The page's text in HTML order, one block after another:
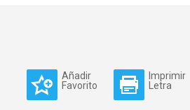
Añadir
Favorito
Imprimir
Letra